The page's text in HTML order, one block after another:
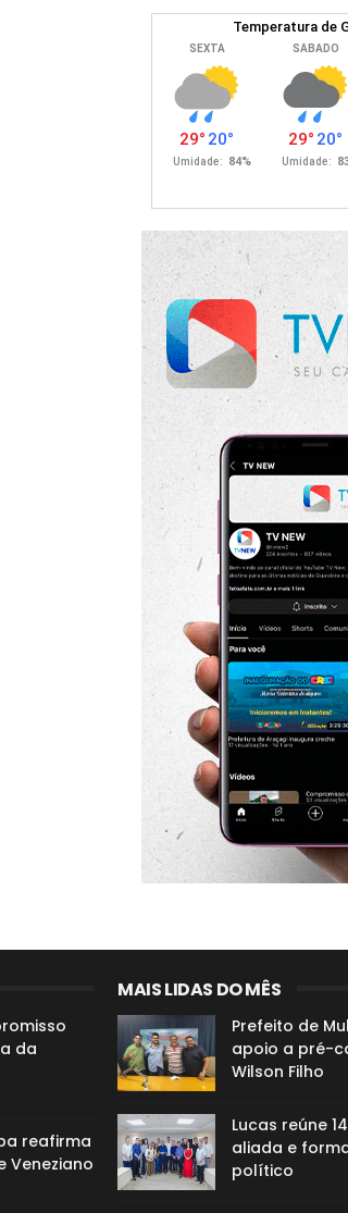
da
reafirma
Veneziano
MAIS LIDAS DO MÊS
Prefeito de
apoio a pré-
Wilson Filho
Lucas reúne
aliada e
político